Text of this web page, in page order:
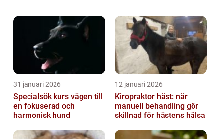
mångfald. En övergripande, grundlig övers...
31 januari 2026
Specialsök kurs vägen till
en fokuserad och
harmonisk hund
12 januari 2026
Kiropraktor häst: när
manuell behandling gör
skillnad för hästens hälsa